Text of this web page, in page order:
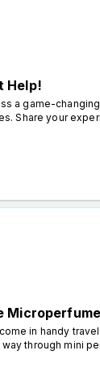
Help!
a game-
Share your
in handy
through mini